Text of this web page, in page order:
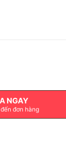
NGAY
đơn hàng